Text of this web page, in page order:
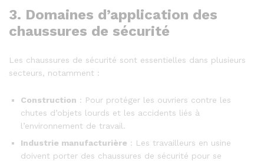
3. Domaines d’application des
chaussures de sécurité
Les chaussures de sécurité sont essentielles dans plusieurs
secteurs, notamment :
Construction : Pour protéger les ouvriers contre les
chutes d’objets lourds et les accidents liés à
l’environnement de travail.
Industrie manufacturière : Les travailleurs en usine
doivent porter des chaussures de sécurité pour se